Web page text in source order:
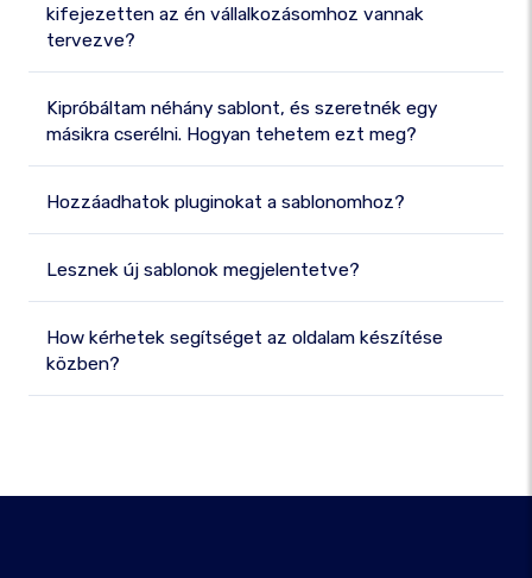
kifejezetten az én vállalkozásomhoz vannak
tervezve?
Kipróbáltam néhány sablont, és szeretnék egy
másikra cserélni. Hogyan tehetem ezt meg?
Hozzáadhatok pluginokat a sablonomhoz?
Lesznek új sablonok megjelentetve?
How kérhetek segítséget az oldalam készítése
közben?